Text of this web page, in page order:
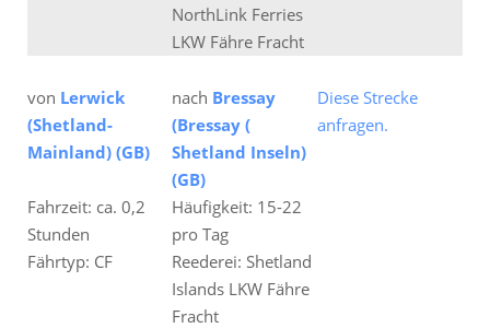
NorthLink Ferries
LKW Fähre Fracht
von Lerwick
(Shetland-
Mainland) (GB)
nach Bressay
(Bressay (
Shetland Inseln)
(GB)
Diese Strecke
anfragen.
Fahrzeit: ca. 0,2
Stunden
Häufigkeit: 15-22
pro Tag
Fährtyp: CF
Reederei: Shetland
Islands LKW Fähre
Fracht